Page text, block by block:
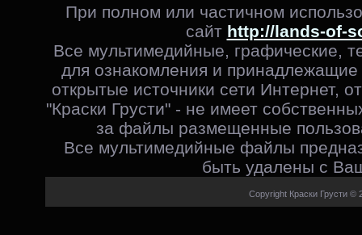
При полном или частичном
сайт http://lands-of-
Все мультимедийные, графические,
для ознакомления и
открытые источники сети Интернет,
"Краски Грусти" - не имеет
за файлы размещенные
Все мультимедийные файлы
быть удалены с
Copyright Краски Грусти ©